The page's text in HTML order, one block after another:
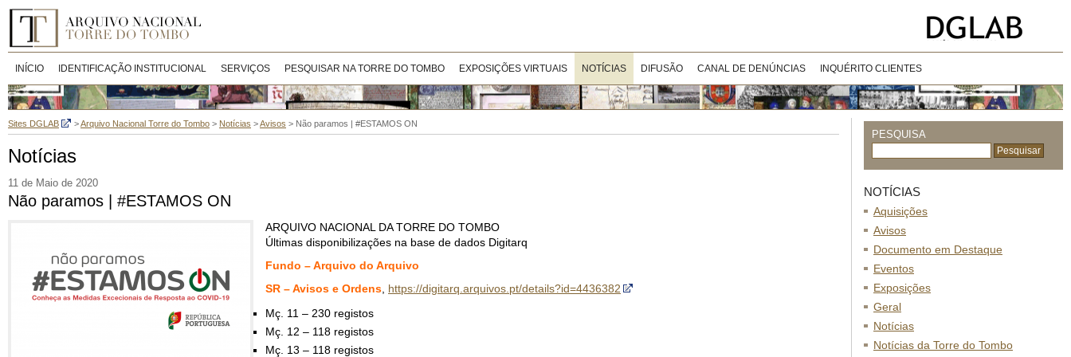
INÍCIO IDENTIFICAÇÃO INSTITUCIONAL SERVIÇOS PESQUISAR NA TORRE DO TOMBO EXPOSIÇÕES VIRTUAIS NOTÍCIAS DIFUSÃO CANAL DE DENÚNCIAS INQUÉRITO CLIENTES
Sites DGLAB >Arquivo Nacional Torre do Tombo > Notícias >Avisos > Não paramos | #ESTAMOS ON
Notícias
11 de Maio de 2020
Não paramos | #ESTAMOS ON
ARQUIVO NACIONAL DA TORRE DO TOMBO
Últimas disponibilizações na base de dados Digitarq
Fundo – Arquivo do Arquivo
SR – Avisos e Ordens https://digitarq.arquivos.pt/details?id=4436382
Mç. 11 – 230 registos
Mç. 12 – 118 registos
Mç. 13 – 118 registos
PESQUISA
NOTÍCIAS
Aquisições
Avisos
Documento em Destaque
Eventos
Exposições
Geral
Notícias
Notícias da Torre do Tombo